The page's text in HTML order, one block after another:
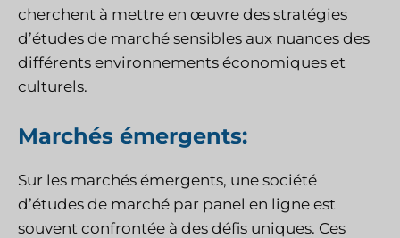
cherchent à mettre en œuvre des stratégies
d’études de marché sensibles aux nuances des
différents environnements économiques et
culturels.
Marchés émergents:
Sur les marchés émergents, une société
d’études de marché par panel en ligne est
souvent confrontée à des défis uniques. Ces